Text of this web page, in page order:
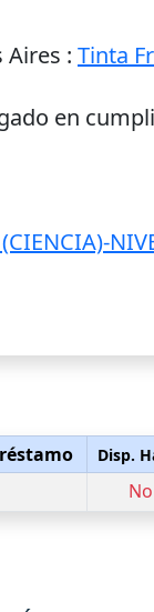
Aires : Tinta
en
Disp.
No